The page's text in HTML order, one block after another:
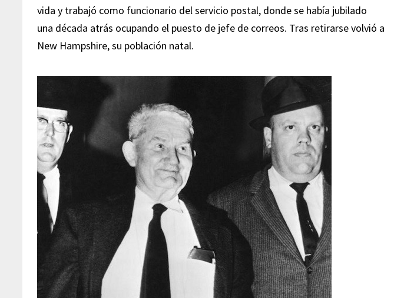
vida y trabajó como funcionario del servicio postal, donde se había jubilado
una década atrás ocupando el puesto de jefe de correos. Tras retirarse volvió a
New Hampshire, su población natal.